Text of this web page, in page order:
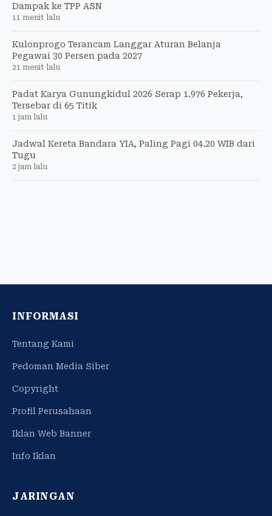
Dampak ke TPP ASN
11 menit lalu
Kulonprogo Terancam Langgar Aturan Belanja
Pegawai 30 Persen pada 2027
21 menit lalu
Padat Karya Gunungkidul 2026 Serap 1.976 Pekerja,
Tersebar di 65 Titik
1 jam lalu
Jadwal Kereta Bandara YIA, Paling Pagi 04.20 WIB dari
Tugu
2 jam lalu
INFORMASI
Tentang Kami
Pedoman Media Siber
Copyright
Profil Perusahaan
Iklan Web Banner
Info Iklan
JARINGAN